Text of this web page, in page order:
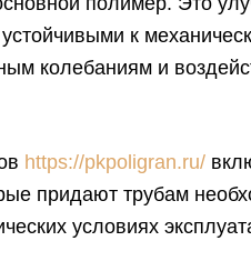
к
колебаниям и
https://pkpoligran.ru/
придают трубам
условиях